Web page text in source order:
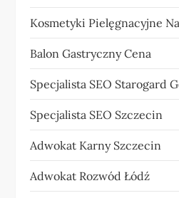
Kosmetyki Pielęgnacyjne
Balon Gastryczny Cena
Specjalista SEO Starogard
Specjalista SEO Szczecin
Adwokat Karny Szczecin
Adwokat Rozwód Łódź